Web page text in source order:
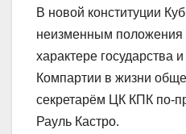
В новой конституции
неизменным положения
характере государства
Компартии в жизни
секретарём ЦК КПК по-
Рауль Кастро.